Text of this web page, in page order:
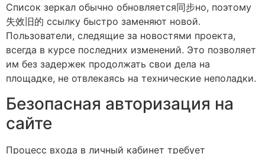
Список зеркал обычно обновляется同步но, поэтому
失效旧的 ссылку быстро заменяют новой.
Пользователи, следящие за новостями проекта,
всегда в курсе последних изменений. Это позволяет
им без задержек продолжать свои дела на
площадке, не отвлекаясь на технические неполадки.
Безопасная авторизация на
сайте
Процесс входа в личный кабинет требует